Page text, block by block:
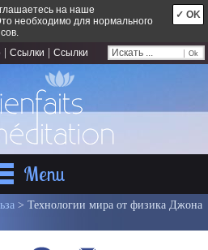
на наше
необходимо для нормального
✓ OK
Ссылки Ссылки
Menu
> Технологии мира от физика Джона